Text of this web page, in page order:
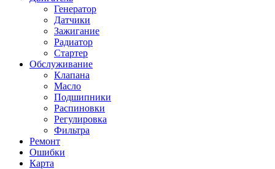
Генератор
Датчики
Зажигание
Радиатор
Стартер
Обслуживание
Клапана
Масло
Подшипники
Распиновки
Регулировка
Фильтра
Ремонт
Ошибки
Карта